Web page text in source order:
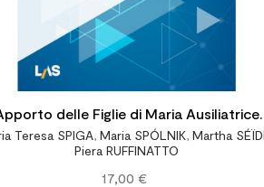
delle Figlie di Maria Ausiliatrice
(1872-2022) - Percorsi,
Teresa SPIGA,Maria SPÓLNIK,Martha
Piera RUFFINATTO
17,00 €